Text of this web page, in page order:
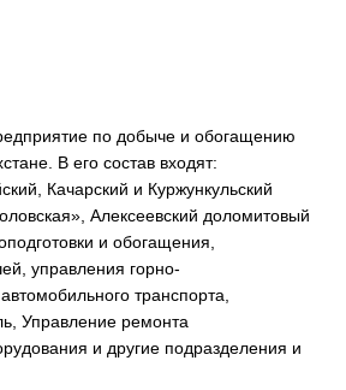
по добыче и обогащению
В его состав входят:
Качарский и Куржункульский
Алексеевский доломитовый
и обогащения,
управления горно-
транспорта,
Управление ремонта
и другие подразделения и